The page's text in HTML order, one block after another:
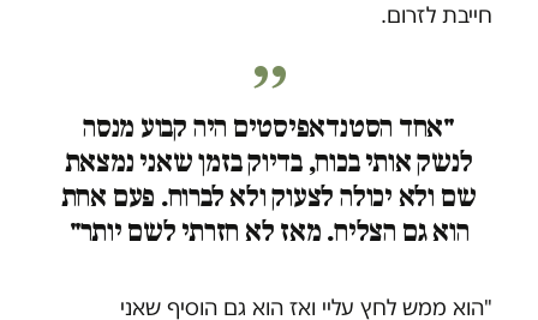
חייבת לזרום.
"אחד הסטנדאפיסטים היה קבוע מנסה
לנשק אותי בכוח, בדיוק בזמן שאני נמצאת
שם ולא יכולה לצעוק ולא לברוח. פעם אחת
הוא גם הצליח. מאז לא חזרתי לשם יותר"
"הוא ממש לחץ עליי ואז הוא גם הוסיף שאני